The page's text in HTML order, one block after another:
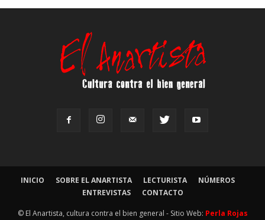
INICIO SOBRE EL ANARTISTA LECTURISTA
NÚMEROS
ENTREVISTAS
CONTACTO
© El Anartista, cultura contra el bien general - Sitio Web: Perla Rojas